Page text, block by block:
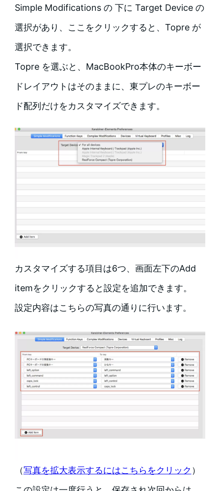
Simple Modifications の 下に Target Device の
選択があり、ここをクリックすると、Topre が
選択できます。
Topre を選ぶと、MacBookPro本体のキーボー
ドレイアウトはそのままに、東プレのキーボー
ド配列だけをカスタマイズできます。
カスタマイズする項目は6つ、画面左下のAdd
itemをクリックすると設定を追加できます。
設定内容はこちらの写真の通りに行います。
（写真を拡大表示するにはこちらをクリック ）